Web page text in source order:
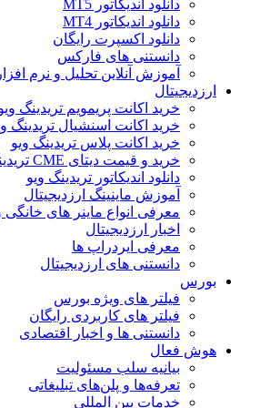
دانلود اندیکاتور MT5
دانلود اندیکاتور MT4
دانلود اکسپرت رایگان
دانستنی های فارکس
آموزش آنلاین تحلیل و نرم افزار
ارزدیجیتال
خرید اکانت پریمویم تریدینگ
خرید اکانت اسنشیال تریدینگ
خرید اکانت پلاس تریدینگ ویو
خرید و قیمت دیتای CME تریدینگ ویو
دانلود اندیکاتور تریدینگ ویو
آموزش ماینینگ ارزدیجیتال
معرفی انواع ماینر های
اخبار ارزدیجیتال
معرفی ایردراپ ها
دانستنی های ارزدیجیتال
بورس
فیلتر های ویژه بورس
فیلتر های کاربردی رایگان
دانستنی ها و اخبار اقتصادی
هوش فعال
بیانیه سلب مسئولیت
تعرفه‌ها و پلن‌های تبلیغاتی
خدمات بین المللی